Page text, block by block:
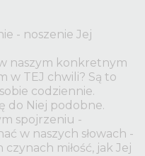
- noszenie Jej
naszym konkretnym
w TEJ chwili? Są to
codziennie.
do Niej podobne.
spojrzeniu -
w naszych słowach -
czynach miłość, jak Jej